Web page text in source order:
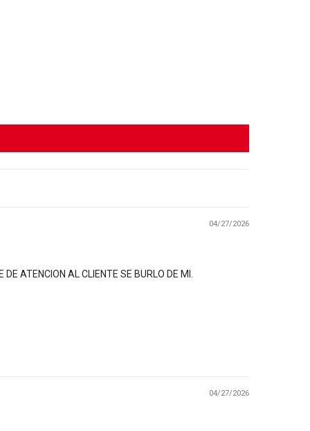
04/27/2026
ATENCION AL CLIENTE SE BURLO DE MI.
04/27/2026